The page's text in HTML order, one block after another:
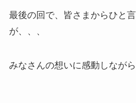
最後の回で、皆さまからひと
が、、、
みなさんの想いに感動しながら